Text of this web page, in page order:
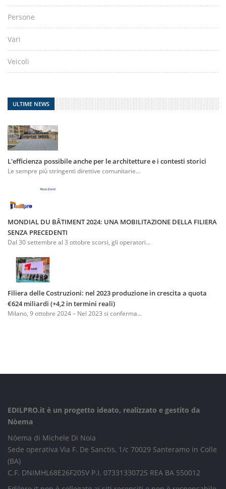
Persone
Vari
Veicoli
ULTIME NEWS
L'efficienza possibile anche per le architetture e i contesti storici
Le sempre più stringenti direttive comunitarie...
MONDIAL DU BÂTIMENT 2024: UNA MOBILITAZIONE DELLA FILIERA
SENZA PRECEDENTI
Dal 30 settembre al 3 ottobre scorsi, gli operatori...
Filiera delle Costruzioni: nel 2023 produzione in crescita a quota
€624 miliardi (+4,2 in termini reali)
Milano, 9 ottobre 2024 – Nel 2023 si conferma...
EDILPRO.it è un progetto ideato, realizzato e gestito da
Nòema
Nòema di Michele Di Noia
Sede operativa Via F. De Sanctis, 1/c 70029 Santeramo in Colle
(BA)
C.F. DNIMHL68E26F205V P.I. 07331330725 REA BA 550012